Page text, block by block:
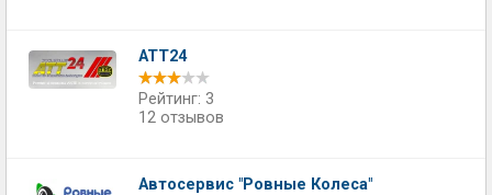
ATT24
Рейтинг: 3
12 отзывов
Автосервис "Ровные Колеса"